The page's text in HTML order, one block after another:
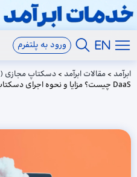
ورود به پلتفرم
ابرآمد > مقالات ابرآمد > دسکتاپ مجازی (DaaS)
DaaS چیست؟ مزایا و نحوه اجرای دسکتاپ ابری